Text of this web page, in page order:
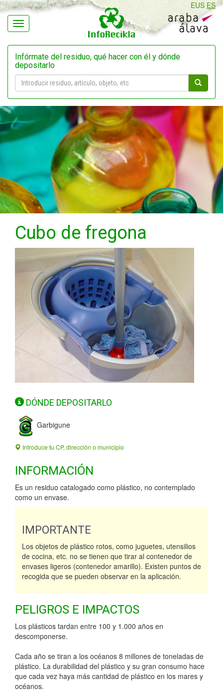
Navegación
EUS ES
Infórmate del residuo, qué hacer con él y dónde
depositarlo
Cubo de fregona
DÓNDE DEPOSITARLO
Garbigune
Introduce tu CP, dirección o municipio
INFORMACIÓN
Es un residuo catalogado como plástico, no contemplado
como un envase.
IMPORTANTE
Los objetos de plástico rotos, como juguetes, utensilios
de cocina, etc. no se tienen que tirar al contenedor de
envases ligeros (contenedor amarillo). Existen puntos de
recogida que se pueden observar en la aplicación.
PELIGROS E IMPACTOS
Los plásticos tardan entre 100 y 1.000 años en
descomponerse.
Cada año se tiran a los océanos 8 millones de toneladas de
plástico. La durabilidad del plástico y su gran consumo hace
que cada vez haya más cantidad de plástico en los mares y
océanos.